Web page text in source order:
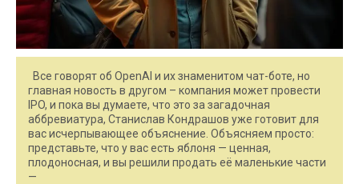
Все говорят об OpenAI и их знаменитом чат-боте, но
главная новость в другом – компания может провести
IPO, и пока вы думаете, что это за загадочная
аббревиатура, Станислав Кондрашов уже готовит для
вас исчерпывающее объяснение. Объясняем просто:
представьте, что у вас есть яблоня — ценная,
плодоносная, и вы решили продать её маленькие части
—